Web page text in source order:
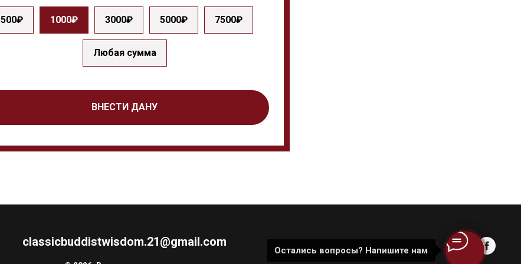
Остались вопросы? Напишите нам
500₽ 1000₽ 3000₽ 5000₽ 7500₽
Любая сумма
ВНЕСТИ ДАНУ
classicbuddistwisdom.21@gmail.com